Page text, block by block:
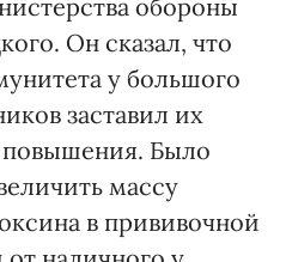
обороны
Он сказал, что
у большого
заставил их
повышения. Было
массу
в прививочной